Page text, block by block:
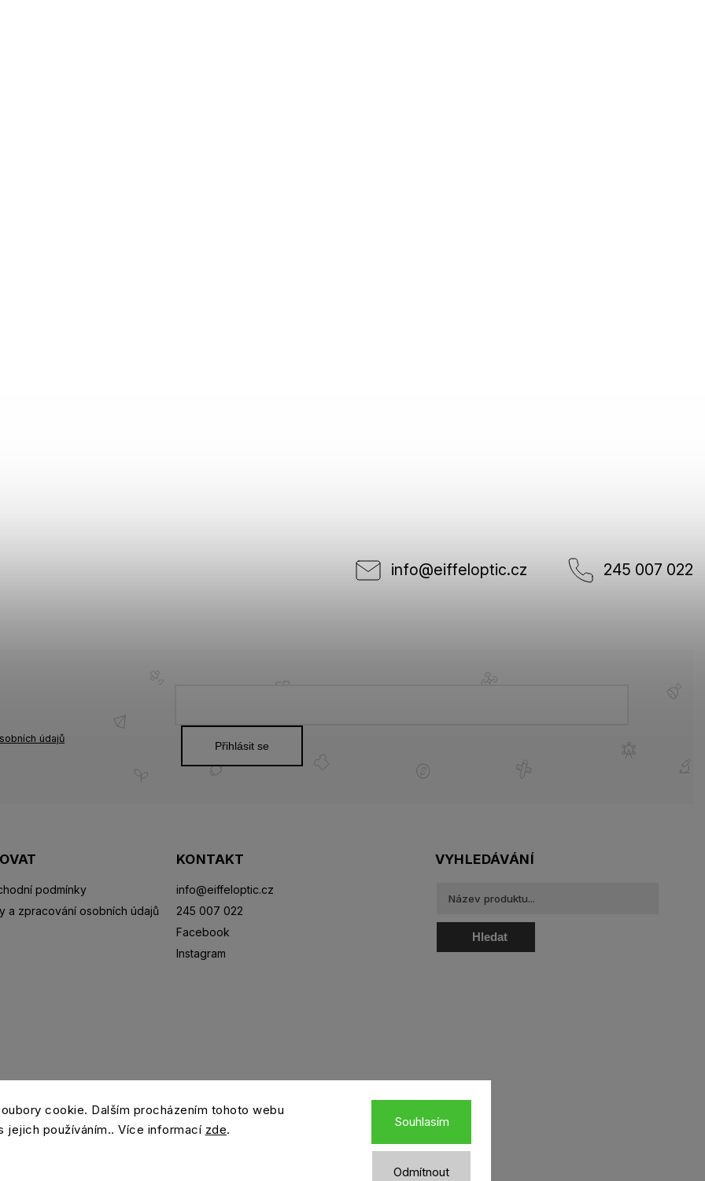
cookie. Dalším procházením tohoto webu
jejich používáním.. Více informací zde.
Odmítnout
Souhlasím
info@eiffeloptic.cz 245 007 022
podmínky
a zpracování osobních údajů
KONTAKT
info@eiffeloptic.cz
245 007 022
Facebook
Instagram
údajů
Přihlásit se
VYHLEDÁVÁNÍ
Hledat